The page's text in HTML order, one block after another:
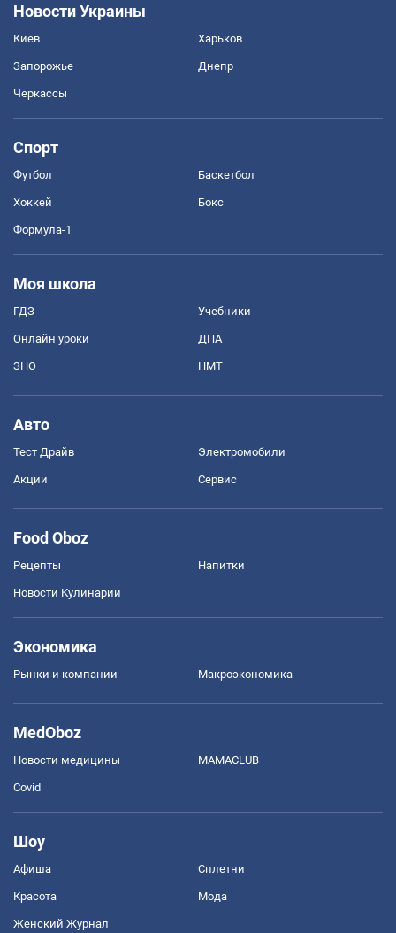
Новости Украины
Киев Харьков
Запорожье Днепр
Черкассы
Спорт
Футбол Баскетбол
Хоккей Бокс
Формула-1
Моя школа
ГДЗ Учебники
Онлайн уроки ДПА
ЗНО НМТ
Авто
Тест Драйв Электромобили
Акции Сервис
Food Oboz
Рецепты Напитки
Новости Кулинарии
Экономика
Рынки и компании Mакроэкономика
MedOboz
Новости медицины MAMACLUB
Covid
Шоу
Афиша Сплетни
Красота Мода
Женский Журнал